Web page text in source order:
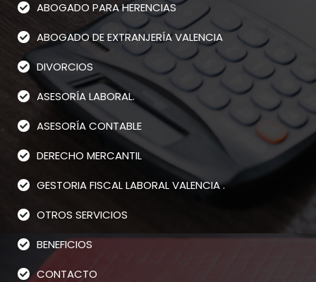
ABOGADO PARA HERENCIAS
ABOGADO DE EXTRANJERÍA VALENCIA
DIVORCIOS
ASESORÍA LABORAL.
ASESORÍA CONTABLE
DERECHO MERCANTIL
GESTORIA FISCAL LABORAL VALENCIA .
OTROS SERVICIOS
BENEFICIOS
CONTACTO